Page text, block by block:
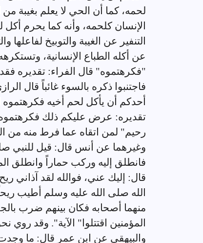
لحمه، كما أن الحي لا يعلم بغيبة
الإنسان كلحمه، وأنه كما يحرم
التنفير عن الغيبة والتوبيخ
عن أكله الطباع الإنسانية،
"فكرهتموه" قال الفراء: تقديره
فاجتنبوا ذكره بالسوء غائباً قال
أحدكم أن يأكل لحم أخيه
تقديره: عرض عليكم ذلك فكرهتموه
رحيم" لمن اتقاه عما فرط منه من
وغيرهما عن أنس قال: قيل للنبي
فانطلق إليه وركب حماراً وانطلق
قال: إليك عني، فوالله لقد آذاني
الله صلى الله عليه وسلم أطيب
منهما أصحابه فكان بينهم ضرب
المؤمنين اقتتلوا" الآية". وقد
والبيهقي عن ابن عمر قال: ما